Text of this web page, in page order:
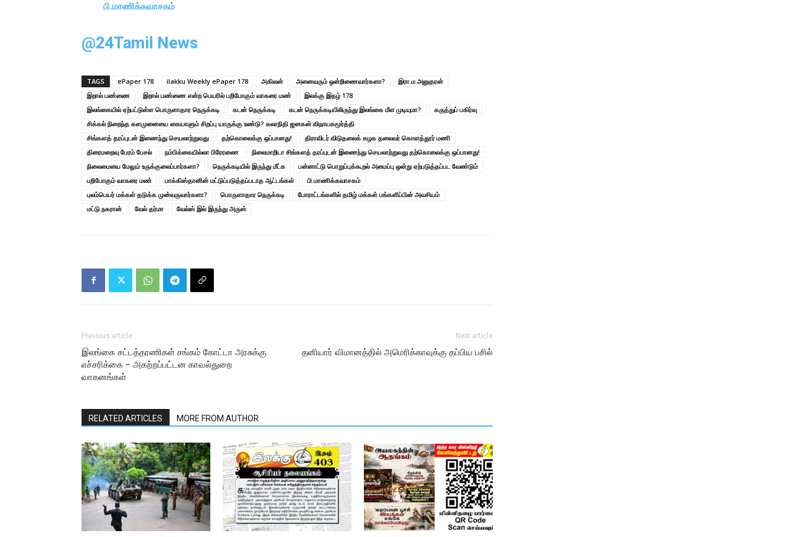
பி.மாணிக்கவாசகம்
@24Tamil News
TAGS ePaper 178 ilakku Weekly ePaper 178 அகிலன் அனைவரும் ஒன்றிணைவார்களா?
இரா.ம.அனுதரன்
இறால் பண்ணை
இறால் பண்ணை என்ற பெயரில் பறிபோகும் வாகரை மண்
இலக்கு இதழ் 178
இலங்கையில் ஏற்பட்டுள்ள பொருளாதார நெருக்கடி
கடன் நெருக்கடி கடன் நெருக்கடியிலிருந்து இலங்கை மீள முடியுமா?
கருத்துப் பகிர்வு
சிக்கல் நிறைந்த களமுனையை கையாளும் சிறப்பு யாருக்கு உண்டு? கலாநிதி ஜனகன் விநாயகமூர்த்தி
சிங்களத் தரப்புடன் இணைந்து செயலாற்றுவது
தற்கொலைக்கு ஒப்பானது!
திராவிடர் விடுதலைக் கழக தலைவர் கொளத்தூர் மணி
திரைமறைவு பேரம் பேசல்
நம்பிக்கையில்லா பிரேரணை
நிலைமாறிடா சிங்களத் தரப்புடன் இணைந்து செயலாற்றுவது தற்கொலைக்கு ஒப்பானது!
நிலைமையை மேலும் உருக்குலைப்பார்களா?
நெருக்கடியில் இருந்து மீட்க
பன்னாட்டு பொறுப்புக்கூறல் அமைப்பு ஒன்று ஏற்படுத்தப்பட வேண்டும்
பறிபோகும் வாகரை மண்
பாக்கிஸ்தானின் மட்டுப்படுத்தப்படாத ஆட்டங்கள்
பி.மாணிக்கவாசகம்
புலம்பெயர் மக்கள் தடுக்க முன்வருவார்களா?
பொருளாதார நெருக்கடி
போராட்டங்களில் தமிழ் மக்கள் பங்களிப்பின் அவசியம்
மட்டு.நகரான்
வேல் தர்மா வேல்ஸ் இல் இருந்து அருஸ்
Previous article
இலங்கை சட்டத்தரணிகள் சங்கம் கோட்டா அரசுக்கு
எச்சரிக்கை – அகற்றப்பட்டன காவல்துறை
வாகனங்கள்
Next article
தனியார் விமானத்தில் அமெரிக்காவுக்கு தப்பிய பசில்
RELATED ARTICLES MORE FROM AUTHOR